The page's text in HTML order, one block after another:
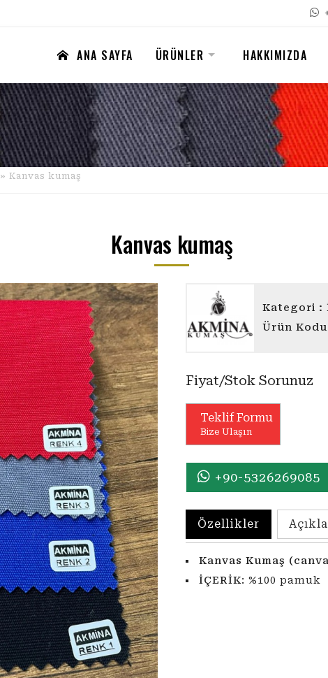
ANA SAYFA ÜRÜNLER HAKKIMIZDA
» Kanvas kumaş
Kanvas kumaş
AKMİNA
Kategori :
Ürün
Fiyat/Stok Sorunuz
Teklif Formu
Bize Ulaşın
+90-5326269085
Özellikler
Kanvas Kumaş
İÇERİK: %100 pamuk